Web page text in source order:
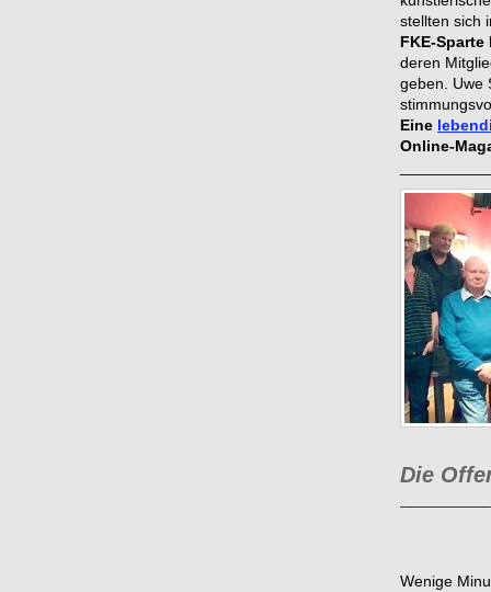
stellten sich
FKE-
deren
geben. Uwe
Eine
Online-
Die
Wenige